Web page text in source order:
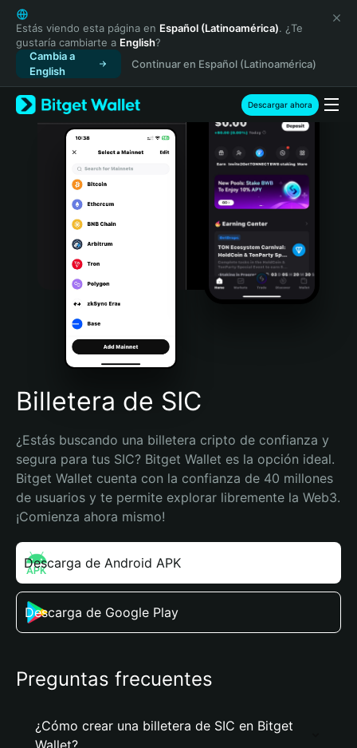
English
日本語
Tiếng Việt
Русский
Español (Latinoamérica)
Türkçe
Italiano
Português (Portugal)
Bahasa Indonesia
Português (Brasil)
Español (Argentina)
Estás viendo esta página en Español (Latinoamérica). ¿Te
gustaría cambiarte a English?
Cambia a
English
Continuar en Español (Latinoamérica)
Descargar ahora
Billetera de SIC
¿Estás buscando una billetera cripto de confianza y
segura para tus SIC? Bitget Wallet es la opción ideal.
Bitget Wallet cuenta con la confianza de 40 millones
de usuarios y te permite explorar libremente la Web3.
¡Comienza ahora mismo!
Descarga de Android APK
Descarga de Google Play
Preguntas frecuentes
¿Cómo crear una billetera de SIC en Bitget
Wallet?